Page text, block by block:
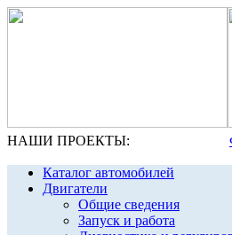
НАШИ ПРОЕКТЫ:
Каталог автомобилей
Двигатели
Общие сведения
Запуск и работа